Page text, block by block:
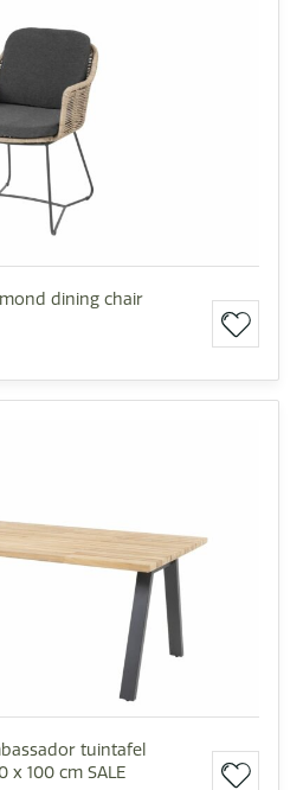
dining chair
tuintafel
x 100 cm SALE